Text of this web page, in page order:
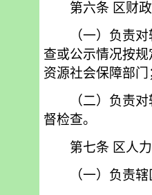
第六条 区财政
（一）负责对
查或公示情况按
资源社会保障部门
（二）负责对
督检查。
第七条 区人力
（一）负责辖